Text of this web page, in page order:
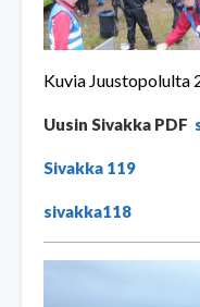
Kuvia Juustopolulta
Uusin Sivakka PDF
Sivakka 119
sivakka118